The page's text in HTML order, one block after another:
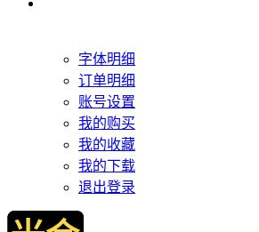
字体明细
订单明细
账号设置
我的购买
我的收藏
我的下载
退出登录